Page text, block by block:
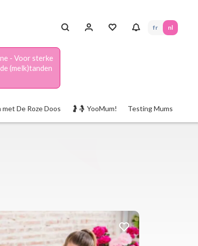
fr nl
- Voor sterke
(melk)tanden
met De Roze Doos 🤰🤱 YooMum! Testing Mums